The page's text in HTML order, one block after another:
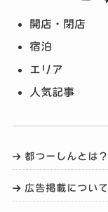
開店・閉店
宿泊
エリア
人気記事
都つーしんとは？
広告掲載について